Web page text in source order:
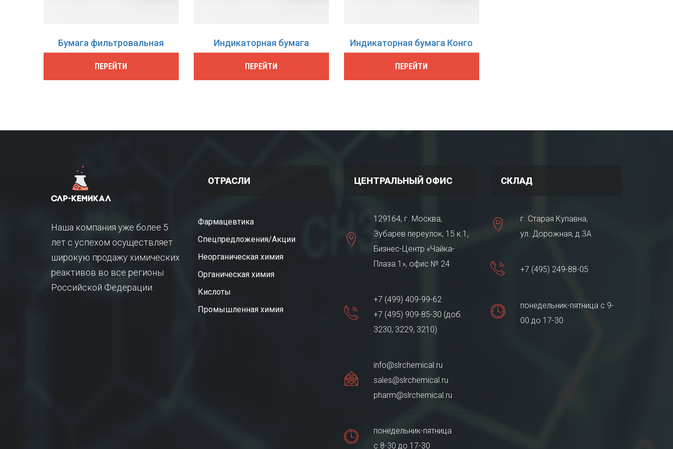
Бумага фильтровальная
ПЕРЕЙТИ
Индикаторная бумага
ПЕРЕЙТИ
Индикаторная бумага Конго
ПЕРЕЙТИ
Наша компания уже более 5
лет с успехом осуществляет
широкую продажу химических
реактивов во все регионы
Российской Федерации.
ОТРАСЛИ
Фармацевтика
Спецпредложения/Акции
Неорганическая химия
Органическая химия
Кислоты
Промышленная химия
ЦЕНТРАЛЬНЫЙ ОФИС
129164, г. Москва,
Зубарев переулок, 15 к.1,
Бизнес-Центр «Чайка-
Плаза 1», офис № 24
+7 (499) 409-99-62
+7 (495) 909-85-30 (доб.
3230, 3229, 3210)
info@slrchemical.ru
sales@slrchemical.ru
pharm@slrchemical.ru
понедельник-пятница
с 8-30 до 17-30
СКЛАД
г. Старая Купавна,
ул. Дорожная, д.3А
+7 (495) 249-88-05
понедельник-пятница с 9-
00 до 17-30